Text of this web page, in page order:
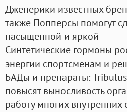
Дженерики известных
также Попперсы помогут
насыщенной и яркой
Синтетические гормоны
энергии спортсменам и
БАДы и препараты:
повысят выносливость
работу многих